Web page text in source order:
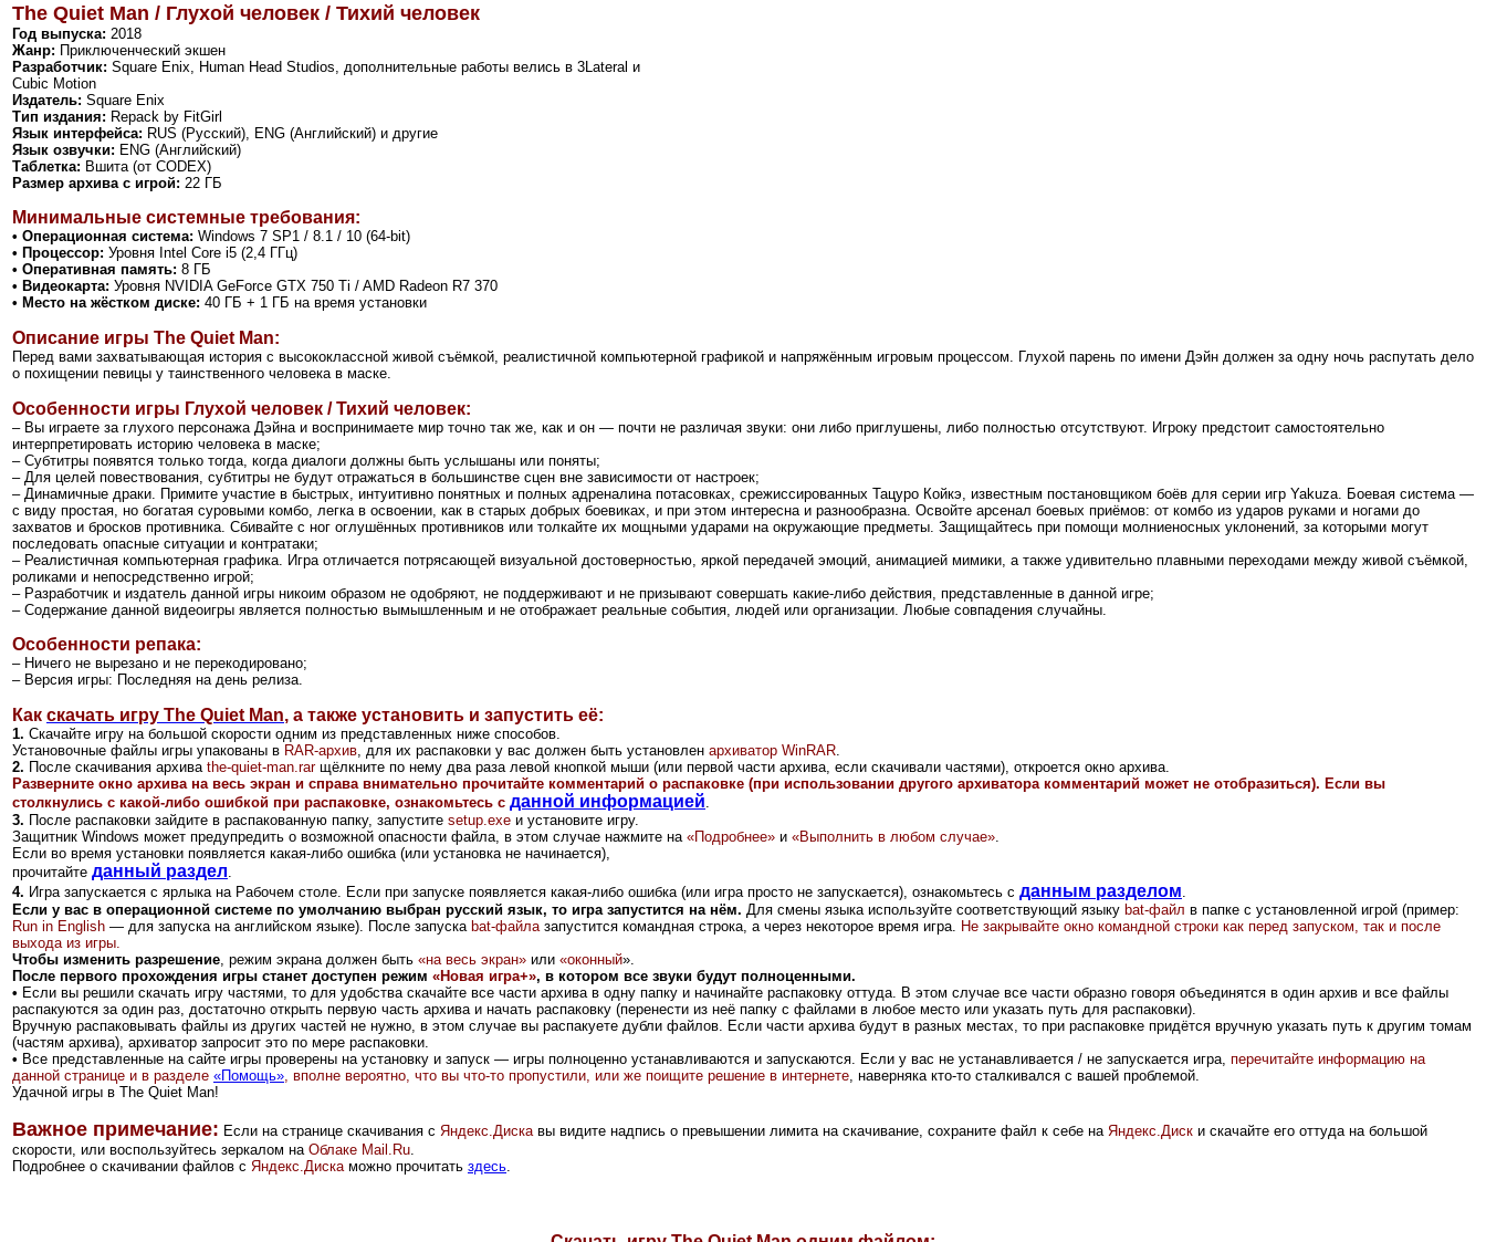
The Quiet Man / Глухой человек / Тихий человек
Год выпуска: 2018
Жанр: Приключенческий экшен
Разработчик: Square Enix, Human Head Studios, дополнительные работы велись в 3Lateral и
Cubic Motion
Издатель: Square Enix
Тип издания: Repack by FitGirl
Язык интерфейса: RUS (Русский), ENG (Английский) и другие
Язык озвучки: ENG (Английский)
Таблетка: Вшита (от CODEX)
Размер архива с игрой: 22 ГБ
Минимальные системные требования:
• Операционная система: Windows 7 SP1 / 8.1 / 10 (64-bit)
• Процессор: Уровня Intel Core i5 (2,4 ГГц)
• Оперативная память: 8 ГБ
• Видеокарта: Уровня NVIDIA GeForce GTX 750 Ti / AMD Radeon R7 370
• Место на жёстком диске: 40 ГБ + 1 ГБ на время установки
Описание игры The Quiet Man:
Перед вами захватывающая история с высококлассной живой съёмкой, реалистичной компьютерной графикой и напряжённым игровым процессом. Глухой парень по имени Дэйн должен за одну ночь распутать дело
о похищении певицы у таинственного человека в маске.
Особенности игры Глухой человек / Тихий человек:
– Вы играете за глухого персонажа Дэйна и воспринимаете мир точно так же, как и он — почти не различая звуки: они либо приглушены, либо полностью отсутствуют. Игроку предстоит самостоятельно
интерпретировать историю человека в маске;
– Субтитры появятся только тогда, когда диалоги должны быть услышаны или поняты;
– Для целей повествования, субтитры не будут отражаться в большинстве сцен вне зависимости от настроек;
– Динамичные драки. Примите участие в быстрых, интуитивно понятных и полных адреналина потасовках, срежиссированных Тацуро Койкэ, известным постановщиком боёв для серии игр Yakuza. Боевая система —
с виду простая, но богатая суровыми комбо, легка в освоении, как в старых добрых боевиках, и при этом интересна и разнообразна. Освойте арсенал боевых приёмов: от комбо из ударов руками и ногами до
захватов и бросков противника. Сбивайте с ног оглушённых противников или толкайте их мощными ударами на окружающие предметы. Защищайтесь при помощи молниеносных уклонений, за которыми могут
последовать опасные ситуации и контратаки;
– Реалистичная компьютерная графика. Игра отличается потрясающей визуальной достоверностью, яркой передачей эмоций, анимацией мимики, а также удивительно плавными переходами между живой съёмкой,
роликами и непосредственно игрой;
– Разработчик и издатель данной игры никоим образом не одобряют, не поддерживают и не призывают совершать какие-либо действия, представленные в данной игре;
– Содержание данной видеоигры является полностью вымышленным и не отображает реальные события, людей или организации. Любые совпадения случайны.
Особенности репака:
– Ничего не вырезано и не перекодировано;
– Версия игры: Последняя на день релиза.
Как скачать игру The Quiet Man, а также установить и запустить её:
1. Скачайте игру на большой скорости одним из представленных ниже способов.
Установочные файлы игры упакованы в RAR-архив , для их распаковки у вас должен быть установлен архиватор WinRAR
2. После скачивания архива the-quiet-man.rar щёлкните по нему два раза левой кнопкой мыши (или первой части архива, если скачивали частями), откроется окно архива.
Разверните окно архива на весь экран и справа внимательно прочитайте комментарий о распаковке (при использовании другого архиватора комментарий может не отобразиться). Если вы
столкнулись с какой-либо ошибкой при распаковке, ознакомьтесь с данной информацией
3. После распаковки зайдите в распакованную папку, запустите setup.exe и установите игру.
Защитник Windows может предупредить о возможной опасности файла, в этом случае нажмите на «Подробнее» и «Выполнить в любом случае»
Если во время установки появляется какая-либо ошибка (или установка не начинается),
прочитайте данный раздел
4. Игра запускается с ярлыка на Рабочем столе. Если при запуске появляется какая-либо ошибка (или игра просто не запускается), ознакомьтесь с данным разделом
Если у вас в операционной системе по умолчанию выбран русский язык, то игра запустится на нём. Для смены языка используйте соответствующий языку bat-файл в папке с установленной игрой (пример:
Run in English — для запуска на английском языке). После запуска bat-файла запустится командная строка, а через некоторое время игра.
Не закрывайте окно командной строки как перед запуском, так и после
выхода из игры.
Чтобы изменить разрешение , режим экрана должен быть «на весь экран» или «оконный».
После первого прохождения игры станет доступен режим «Новая игра+», в котором все звуки будут полноценными.
• Если вы решили скачать игру частями, то для удобства скачайте все части архива в одну папку и начинайте распаковку оттуда. В этом случае все части образно говоря объединятся в один архив и все файлы
распакуются за один раз, достаточно открыть первую часть архива и начать распаковку (перенести из неё папку с файлами в любое место или указать путь для распаковки).
Вручную распаковывать файлы из других частей не нужно, в этом случае вы распакуете дубли файлов. Если части архива будут в разных местах, то при распаковке придётся вручную указать путь к другим томам
(частям архива), архиватор запросит это по мере распаковки.
• Все представленные на сайте игры проверены на установку и запуск — игры полноценно устанавливаются и запускаются. Если у вас не устанавливается / не запускается игра, перечитайте информацию на
данной странице и в разделе «Помощь» , вполне вероятно, что вы что-то пропустили, или же поищите решение в интернете , наверняка кто-то сталкивался с вашей проблемой.
Удачной игры в The Quiet Man!
Важное примечание: Если на странице скачивания с Яндекс.Диска вы видите надпись о превышении лимита на скачивание, сохраните файл к себе на Яндекс.Диск и скачайте его оттуда на большой
скорости, или воспользуйтесь зеркалом на Облаке Mail.Ru
Подробнее о скачивании файлов с Яндекс.Диска можно прочитать здесь